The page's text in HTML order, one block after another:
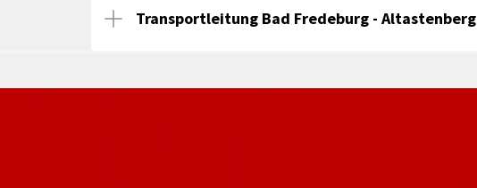
Transportleitung Bad Fredeburg - Altastenberg